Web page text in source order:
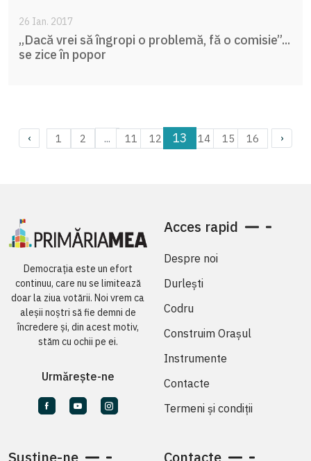
26 Ian. 2017
„Dacă vrei să îngropi o problemă, fă o comisie”...
se zice în popor
‹ 1 2 ... 11 12 13 14 15 16 ›
Democrația este un efort
continuu, care nu se limitează
doar la ziua votării. Noi vrem ca
aleșii noștri să fie demni de
încredere și, din acest motiv,
stăm cu ochii pe ei.
Urmărește-ne
Acces rapid
Despre noi
Durlești
Codru
Construim Orașul
Instrumente
Contacte
Termeni și condiții